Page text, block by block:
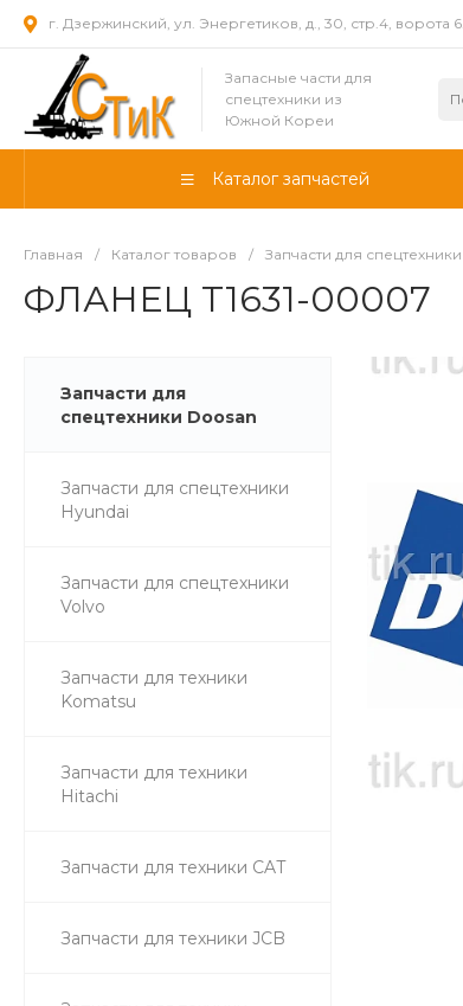
г. Дзержинский, ул. Энергетиков, д., 30, стр.4, ворота 6.
Запасные части для
спецтехники из
Южной Кореи
Каталог запчастей
Главная / Каталог товаров / Запчасти для
ФЛАНЕЦ T1631-00007
Запчасти для
спецтехники Doosan
Запчасти для спецтехники
Hyundai
Запчасти для спецтехники
Volvo
Запчасти для техники
Komatsu
Запчасти для техники
Hitachi
Запчасти для техники CAT
Запчасти для техники JCB